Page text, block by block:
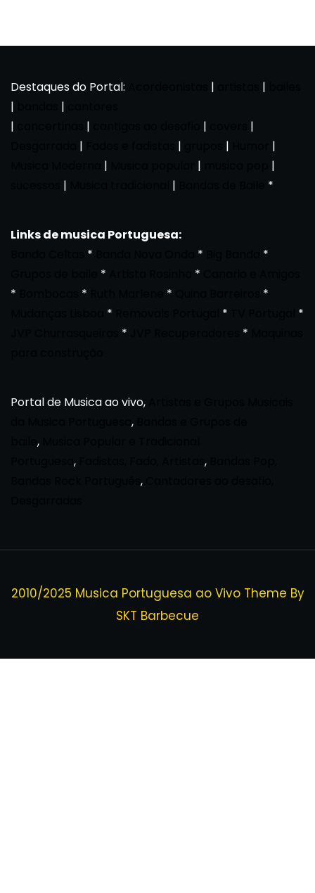
Destaques do Portal: | |
|
|
|
| |
|
| | |
|
| |
|
| | *
Links de musica Portuguesa:
* *
*
* *
*
* *
*
* *
*
* *
Portal de Musica ao vivo,
,
,
, ,
,
2010/2025 Musica Portuguesa ao Vivo Theme By
SKT Barbecue